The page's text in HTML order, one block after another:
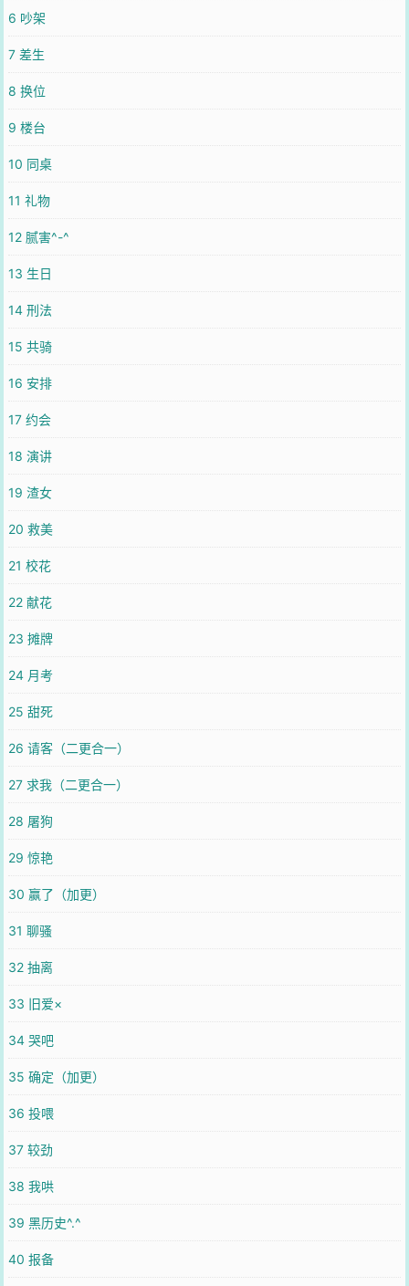
——“袁知乙，你什么时候才会喜欢我，像我喜欢你一样，喜欢我。”-
【欲盖弥彰的心意是永不消逝的声息】-
您要是觉得《
博微信里的朋友推荐哦！
6 吵架
7 差生
8 换位
9 楼台
10 同桌
11 礼物
12 腻害^-^
13 生日
14 刑法
15 共骑
16 安排
17 约会
18 演讲
19 渣女
20 救美
21 校花
22 献花
23 摊牌
24 月考
25 甜死
26 请客（二更合一）
27 求我（二更合一）
28 屠狗
29 惊艳
30 赢了（加更）
31 聊骚
32 抽离
33 旧爱×
34 哭吧
35 确定（加更）
36 投喂
37 较劲
38 我哄
39 黑历史^.^
40 报备